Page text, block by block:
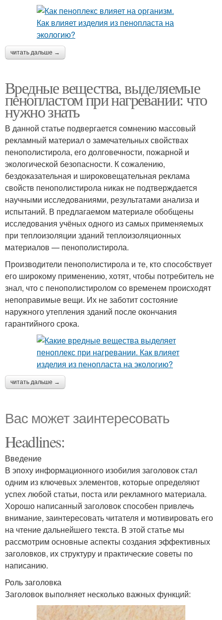
читать дальше →
Вредные вещества, выделяемые
пенопластом при нагревании: что
нужно знать
В данной статье подвергается сомнению массовый
рекламный материал о замечательных свойствах
пенополистирола, его долговечности, пожарной и
экологической безопасности. К сожалению,
бездоказательная и широковещательная реклама
свойств пенополистирола никак не подтверждается
научными исследованиями, результатами анализа и
испытаний. В предлагаемом материале обобщены
исследования учёных одного из самых применяемых
при теплоизоляции зданий теплоизоляционных
материалов — пенополистирола.
Производители пенополистирола и те, кто способствует
его широкому применению, хотят, чтобы потребитель не
знал, что с пенополистиролом со временем происходят
непоправимые вещи. Их не заботит состояние
наружного утепления зданий после окончания
гарантийного срока.
читать дальше →
Вас может заинтересовать
Headlines:
Введение
В эпоху информационного изобилия заголовок стал
одним из ключевых элементов, которые определяют
успех любой статьи, поста или рекламного материала.
Хорошо написанный заголовок способен привлечь
внимание, заинтересовать читателя и мотивировать его
на чтение дальнейшего текста. В этой статье мы
рассмотрим основные аспекты создания эффективных
заголовков, их структуру и практические советы по
написанию.
Роль заголовка
Заголовок выполняет несколько важных функций: